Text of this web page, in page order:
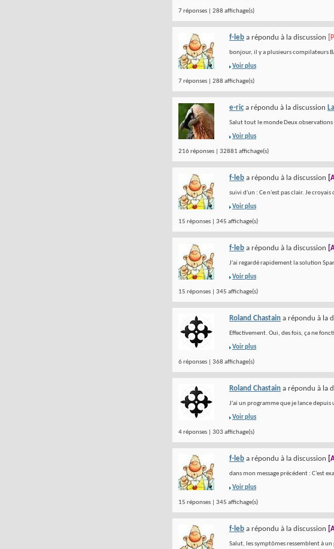
7 réponses | 288 affichage(s)
f-leb a répondu à la discussion
bonjour, il y a plusieurs compilateurs
Voir plus
7 réponses | 288 affichage(s)
e-ric a répondu à la discussion
Salut tout le monde Deux
Voir plus
216 réponses | 32881 affichage(s)
f-leb a répondu à la discussion
suivi d'un : Ce n'est pas clair. Je
Voir plus
15 réponses | 345 affichage(s)
f-leb a répondu à la discussion
J'ai regardé rapidement la solution
Voir plus
15 réponses | 345 affichage(s)
Roland Chastain a répondu à la
Effectivement. Oui, des fois, ça ne
Voir plus
6 réponses | 368 affichage(s)
Roland Chastain a répondu à la
J'ai un programme que je lance
Voir plus
4 réponses | 303 affichage(s)
f-leb a répondu à la discussion
dans mon message précédent : C'est
Voir plus
15 réponses | 345 affichage(s)
f-leb a répondu à la discussion
Salut, les symptômes ressemblent à